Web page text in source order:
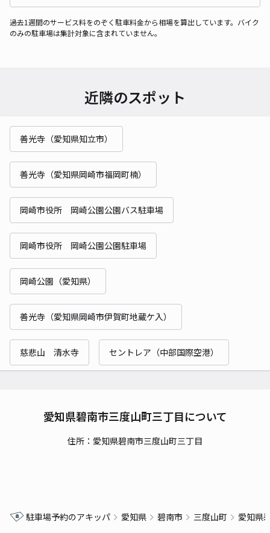
過去1週間のサービス料をのぞく駐車料金から相場を算出しています。バイク
のみの駐車場は集計対象に含まれていません。
近隣のスポット
善光寺（愛知県知立市）
善光寺（愛知県岡崎市福岡町楠）
岡崎市役所 岡崎公園公園バス駐車場
岡崎市役所 岡崎公園公園駐車場
岡崎公園（愛知県）
善光寺（愛知県岡崎市伊賀町地蔵ケ入）
慈悲山 清水寺 セントレア（中部国際空港）
愛知県碧南市三度山町三丁目について
住所：愛知県碧南市三度山町三丁目
駐車場予約のアキッパ 愛知県 碧南市 三度山町 愛知県